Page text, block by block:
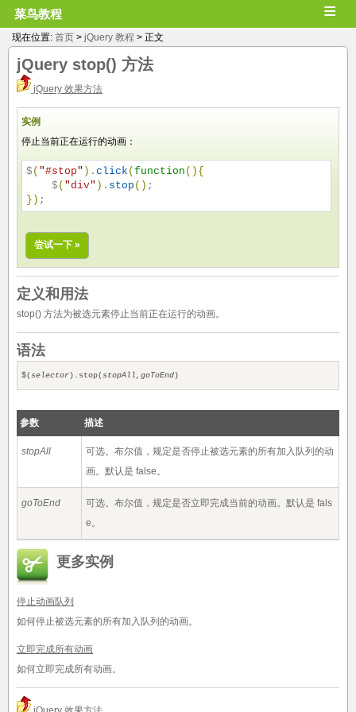
菜鸟教程 ≡
现在位置: 首页 > jQuery 教程 > 正文
jQuery stop() 方法
jQuery 效果方法
实例
停止当前正在运行的动画：
$( "#stop" ) . click ( function ( ) {
    $
( "div" ) . stop ( )
} ) ;
尝试一下 »
定义和用法
stop() 方法为被选元素停止当前正在运行的动画。
语法
$(selector).stop(stopAll,goToEnd)
参数 描述
stopAll
可选。布尔值，规定是否停止被选元素的所有加入队列的动
画。默认是 false。
goToEnd
可选。布尔值，规定是否立即完成当前的动画。默认是 fals
e。
更多实例
停止动画队列
如何停止被选元素的所有加入队列的动画。
立即完成所有动画
如何立即完成所有动画。